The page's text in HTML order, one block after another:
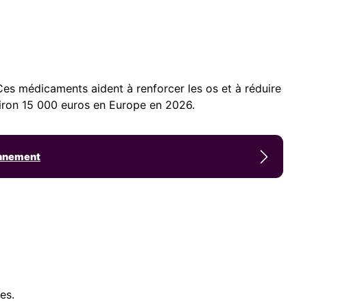
médicaments aident à renforcer les os et à réduire
15 000 euros en Europe en 2026.